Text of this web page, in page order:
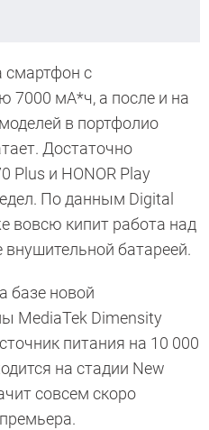
смартфон с
7000 мА*ч, а после и на
в портфолио
Достаточно
Plus и HONOR Play
По данным Digital
вовсю кипит работа над
батареей.
базе новой
MediaTek Dimensity
питания на 10 000
на стадии New
совсем скоро